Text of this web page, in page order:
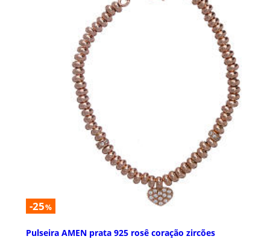
-25%
Pulseira AMEN prata 925 rosê coração zircões